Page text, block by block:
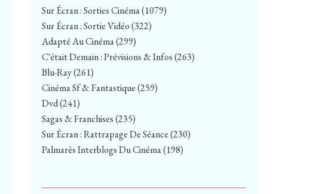
Sur Écran : Sorties Cinéma(1079)
Sur Écran : Sortie Vidéo(322)
Adapté Au Cinéma(299)
C'était Demain : Prévisions & Infos(263)
Blu-Ray(261)
Cinéma Sf & Fantastique(259)
Dvd(241)
Sagas & Franchises(235)
Sur Écran : Rattrapage De Séance(230)
Palmarès Interblogs Du Cinéma(198)